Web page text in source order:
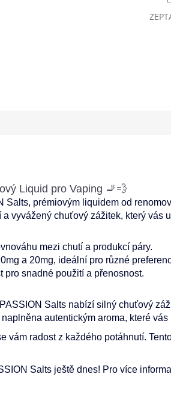
Liquid pro Vaping 🚬💨
Salts, prémiovým liquidem od
vyvážený chuťový zážitek, který vás
mezi chutí a produkcí páry.
a 20mg, ideální pro různé
pro snadné použití a přenosnost.
Salts nabízí silný chuťový
autentickým aroma, které
vám radost z každého potáhnutí.
Salts ještě dnes! Pro více